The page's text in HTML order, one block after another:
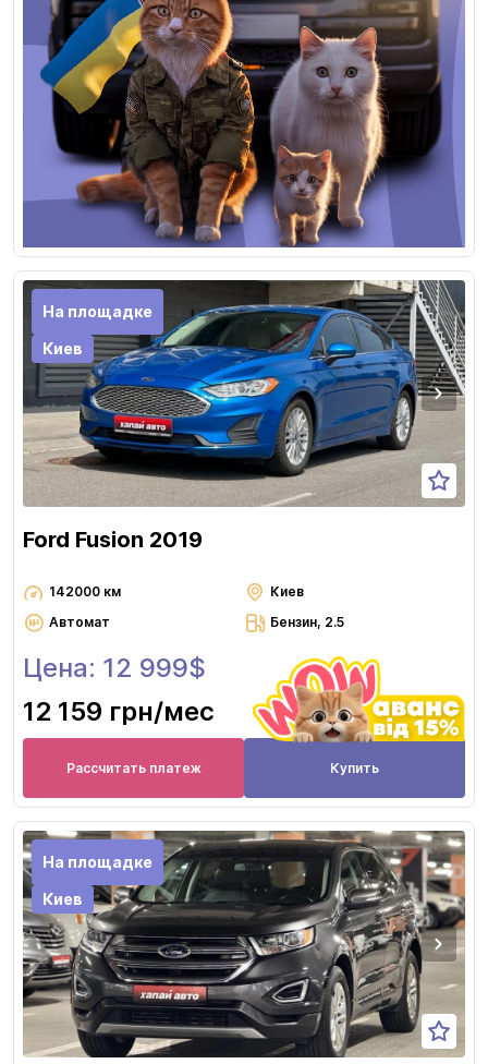
На площадке
Киев
Ford Fusion 2019
142000 км
Киев
Автомат
Бензин, 2.5
Цена: 12 999$
12 159 грн/мес
Рассчитать платеж Купить
На площадке
Киев